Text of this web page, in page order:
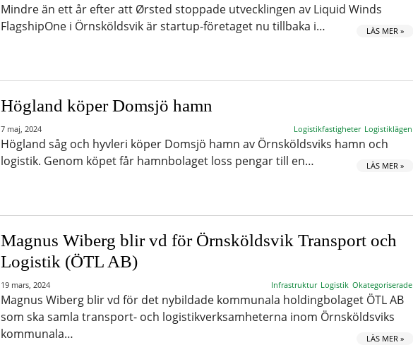
Mindre än ett år efter att Ørsted stoppade utvecklingen av Liquid Winds
FlagshipOne i Örnsköldsvik är startup-företaget nu tillbaka i…
LÄS MER »
Högland köper Domsjö hamn
7 maj, 2024 Logistikfastigheter Logistiklägen
Högland såg och hyvleri köper Domsjö hamn av Örnsköldsviks hamn och
logistik. Genom köpet får hamnbolaget loss pengar till en…
LÄS MER »
Magnus Wiberg blir vd för Örnsköldsvik Transport och
Logistik (ÖTL AB)
19 mars, 2024 Infrastruktur Logistik Okategoriserade
Magnus Wiberg blir vd för det nybildade kommunala holdingbolaget ÖTL AB
som ska samla transport- och logistikverksamheterna inom Örnsköldsviks
kommunala…
LÄS MER »